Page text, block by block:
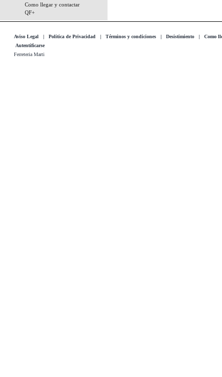
Como llegar y contactar
QF+
Aviso Legal | Politica de Privacidad | Términos y condiciones | Desistimiento | Como
Autentificarse
Ferreteria Marti